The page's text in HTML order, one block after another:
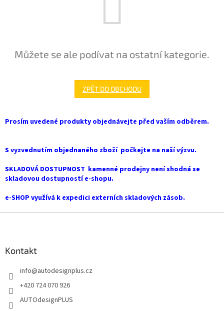
Můžete se ale podívat na ostatní kategorie.
ZPĚT DO OBCHODU
Prosím uvedené produkty objednávejte před vaším odběrem.
S vyzvednutím objednaného zboží počkejte na naší výzvu.
SKLADOVÁ DOSTUPNOST kamenné prodejny není shodná se
skladovou dostupností e-shopu.
e-SHOP využívá k expedici externích skladových zásob.
Kontakt
info@autodesignplus.cz
+420 724 070 926
AUTOdesignPLUS